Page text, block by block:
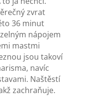
zvrat
36 minut
nápojem
mastmi
jsou takoví
navíc
Naštěstí
zachraňuje.